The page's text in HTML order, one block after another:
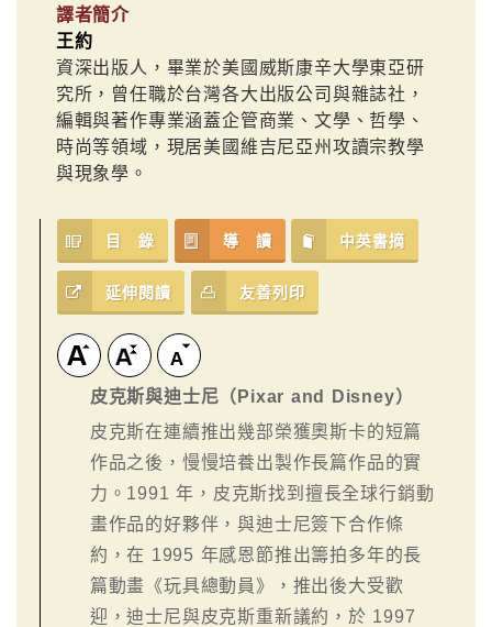
譯者簡介
王約
資深出版人，畢業於美國威斯康辛大學東亞研
究所，曾任職於台灣各大出版公司與雜誌社，
編輯與著作專業涵蓋企管商業、文學、哲學、
時尚等領域，現居美國維吉尼亞州攻讀宗教學
與現象學。
目 錄 導 讀 中英書摘
延伸閱讀 友善列印
皮克斯與迪士尼（Pixar and Disney）
皮克斯在連續推出幾部榮獲奧斯卡的短篇
作品之後，慢慢培養出製作長篇作品的實
力。1991 年，皮克斯找到擅長全球行銷動
畫作品的好夥伴，與迪士尼簽下合作條
約，在 1995 年感恩節推出籌拍多年的長
篇動畫《玩具總動員》，推出後大受歡
迎，迪士尼與皮克斯重新議約，於 1997